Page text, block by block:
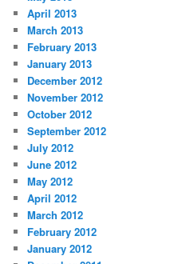
April 2013
March 2013
February 2013
January 2013
December 2012
November 2012
October 2012
September 2012
July 2012
June 2012
May 2012
April 2012
March 2012
February 2012
January 2012